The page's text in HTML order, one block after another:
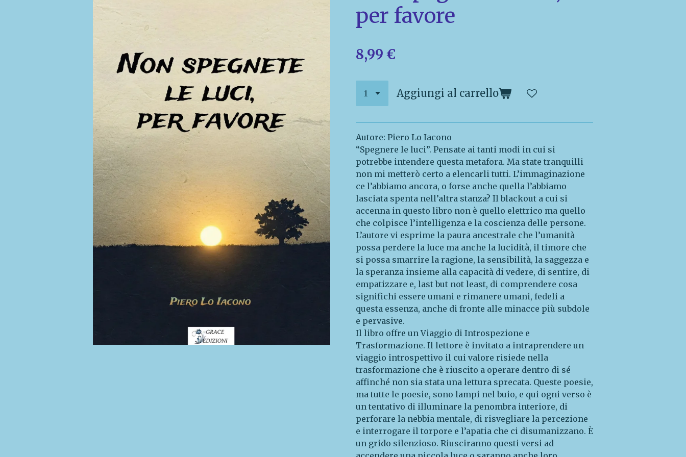
per favore
8,99 €
Aggiungi al carrello
Autore: Piero Lo Iacono
“Spegnere le luci”. Pensate ai tanti modi in cui si
potrebbe intendere questa metafora. Ma state tranquilli
non mi metterò certo a elencarli tutti. L’immaginazione
ce l’abbiamo ancora, o forse anche quella l’abbiamo
lasciata spenta nell’altra stanza? Il blackout a cui si
accenna in questo libro non è quello elettrico ma quello
che colpisce l’intelligenza e la coscienza delle persone.
L’autore vi esprime la paura ancestrale che l’umanità
possa perdere la luce ma anche la lucidità, il timore che
si possa smarrire la ragione, la sensibilità, la saggezza e
la speranza insieme alla capacità di vedere, di sentire, di
empatizzare e, last but not least, di comprendere cosa
significhi essere umani e rimanere umani, fedeli a
questa essenza, anche di fronte alle minacce più subdole
e pervasive.
Il libro offre un Viaggio di Introspezione e
Trasformazione. Il lettore è invitato a intraprendere un
viaggio introspettivo il cui valore risiede nella
trasformazione che è riuscito a operare dentro di sé
affinché non sia stata una lettura sprecata. Queste poesie,
ma tutte le poesie, sono lampi nel buio, e qui ogni verso è
un tentativo di illuminare la penombra interiore, di
perforare la nebbia mentale, di risvegliare la percezione
e interrogare il torpore e l’apatia che ci disumanizzano. È
un grido silenzioso. Riusciranno questi versi ad